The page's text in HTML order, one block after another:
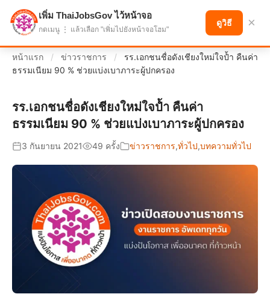
แบ่งปันโอกาส เพื่ออนาคตที่ก้าวหน้า
หน้าแรก / ข่าวราชการ /
รร.เอกชนชื่อดังเชียงใหม่ใจป้ำ คืนค่า
ธรรมเนียม 90 % ช่วยแบ่งเบาภาระผู้ปกครอง
รร.เอกชนชื่อดังเชียงใหม่ใจป้ำ คืนค่า
ธรรมเนียม 90 % ช่วยแบ่งเบาภาระผู้ปกครอง
3 กันยายน 2021 49 ครั้ง ข่าวราชการ,ทั่วไป,บทความทั่วไป
เพิ่ม ThaiJobsGov ไว้หน้าจอ
กดเมนู ⋮ แล้วเลือก "เพิ่มไปยังหน้าจอโฮม"
ดูวิธี ×